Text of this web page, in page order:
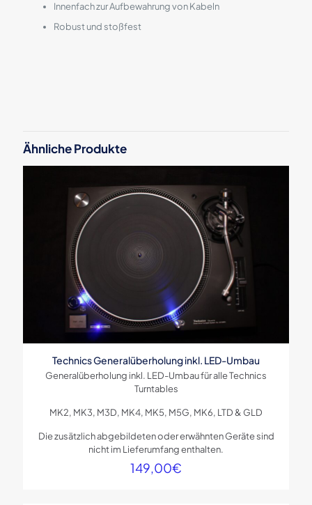
Innenfach zur Aufbewahrung von Kabeln
Robust und stoßfest
„Phase Case“
markiert
Deine Bewertung*
5 Sternen
4 von
5 Sternen
*
Ähnliche Produkte
Technics Generalüberholung inkl. LED-Umbau
Generalüberholung inkl. LED-Umbau für alle Technics
Turntables
MK2, MK3, M3D, MK4, MK5, M5G, MK6, LTD & GLD
Die zusätzlich abgebildeten oder erwähnten Geräte sind
nicht im Lieferumfang enthalten.
149,00€